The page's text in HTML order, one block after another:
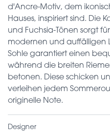
d'Ancre-Motiv, dem
Hauses, inspiriert sind. Die
und Fuchsia-Tönen sorgt
modernen und auffälligen
Sohle garantiert einen
während die breiten
betonen. Diese schicken
verleihen jedem
originelle Note.
Designer